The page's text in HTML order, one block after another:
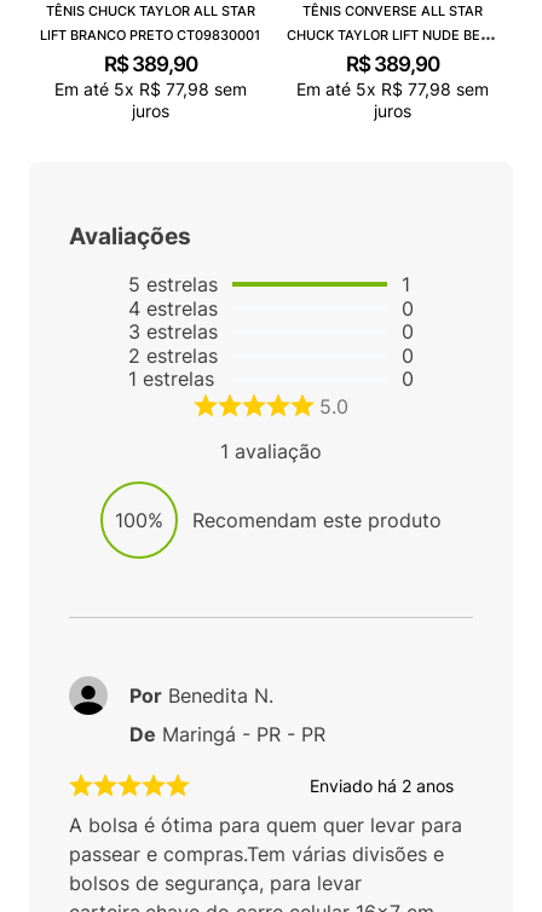
TÊNIS CHUCK TAYLOR ALL STAR
LIFT BRANCO PRETO CT09830001
R$ 389,90
Em até 5x R$ 77,98 sem
juros
TÊNIS CONVERSE ALL STAR
CHUCK TAYLOR LIFT NUDE BEGE
CLARO BRANCO CT09830003
R$ 389,90
Em até 5x R$ 77,98 sem
juros
Avaliações
5 estrelas
4 estrelas
3 estrelas
2 estrelas
1 estrelas
1
0
0
0
0
5.0
1 avaliação
100% Recomendam este produto
Enviado há 2 anos
A bolsa é ótima para quem quer levar para
passear e compras.Tem várias divisões e
bolsos de segurança, para levar
Por Benedita N.
De Maringá - PR - PR